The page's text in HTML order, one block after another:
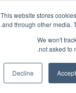
This website stores
and through other media.
We won't
not asked to
Accept
Decline
Impact social